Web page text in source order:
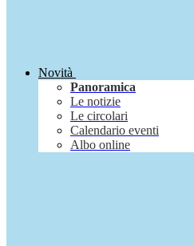
Novità
Panoramica
Le notizie
Le circolari
Calendario eventi
Albo online